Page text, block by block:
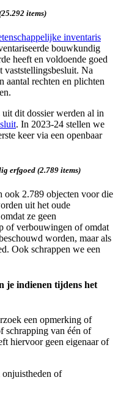
items)
inventaris
bouwkundig
heeft en voldoende goed
vaststellingsbesluit. Na
aantal rechten en plichten
dit dossier werden al in
. In 2023-24 stellen we
keer via een openbaar
erfgoed (2.789 items)
ook 2.789 objecten voor die
uit het oude
ze geen
of verbouwingen of omdat
worden, maar als
Ook schrappen we een
je indienen tijdens het
een opmerking of
schrapping van één of
hiervoor geen eigenaar of
onjuistheden of